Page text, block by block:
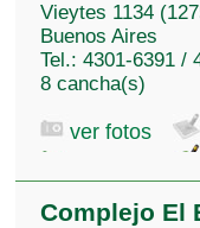
Vieytes 1134
Buenos Aires
Tel.: 4301-6391 /
8 cancha(s)
ver fotos
Complejo El